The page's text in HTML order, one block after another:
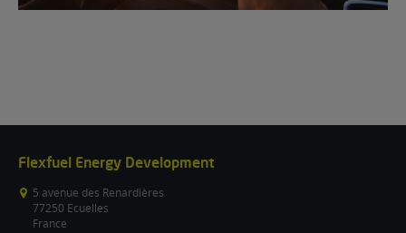
Flexfuel Energy Development
5 avenue des Renardières
77250 Ecuelles
France